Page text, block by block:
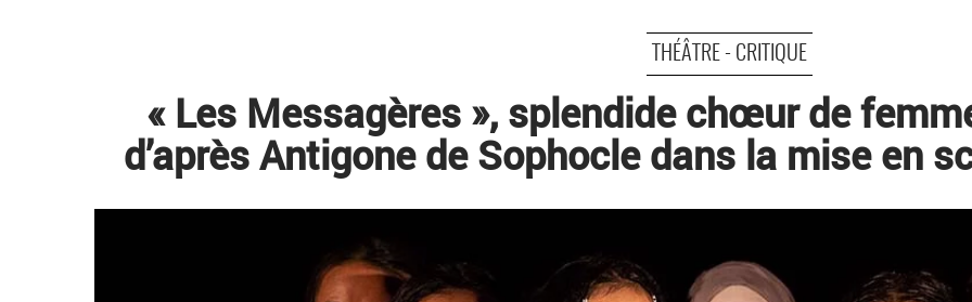
THÉÂTRE - CRITIQUE
« Les Messagères », splendide chœur de
d’après Antigone de Sophocle dans la mise en